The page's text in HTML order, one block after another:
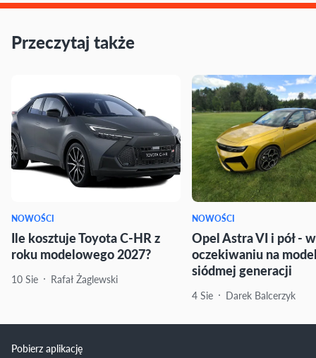
Przeczytaj także
NOWOŚCI
Ile kosztuje Toyota C-HR z
roku modelowego 2027?
10 Sie Rafał Żaglewski
NOWOŚCI
Opel Astra VI i pół - w
oczekiwaniu na
siódmej generacji
4 Sie Darek Balcerzyk
Pobierz aplikację